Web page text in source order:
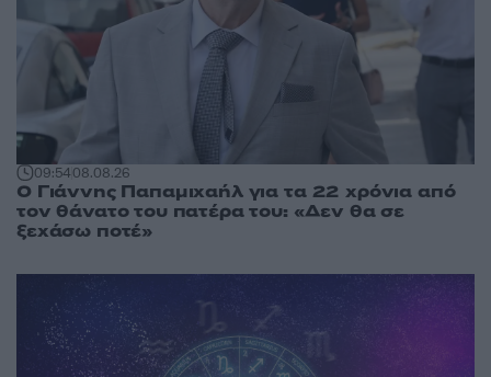
09:5408.08.26
Ο Γιάννης Παπαμιχαήλ για τα 22 χρόνια από
τον θάνατο του πατέρα του: «Δεν θα σε
ξεχάσω ποτέ»